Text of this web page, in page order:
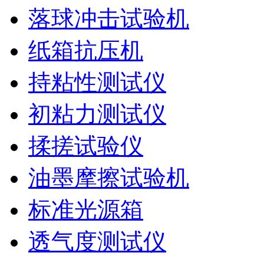
落球冲击试验机
纸箱抗压机
持粘性测试仪
初粘力测试仪
揉搓试验仪
油墨摩擦试验机
标准光源箱
透气度测试仪